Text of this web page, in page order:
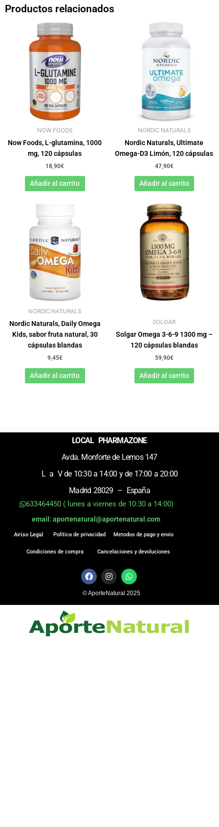
Productos relacionados
NOW FOODS
Now Foods, L-glutamina, 1000
mg, 120 cápsulas
18,90€
Añadir al carrito
NORDIC NATURALS
Nordic Naturals, Ultimate
Omega-D3 Limón, 120 cápsulas
47,90€
Añadir al carrito
NORDIC NATURALS
Nordic Naturals, Daily Omega
Kids, sabor fruta natural, 30
cápsulas blandas
9,45€
Añadir al carrito
SOLGAR
Solgar Omega 3-6-9 1300 mg –
120 cápsulas blandas
59,90€
Añadir al carrito
LOCAL PHARMAZONE
Avda. Monforte de Lemos 147
L a V de 10:30 a 14:00 y de 17:00 a 20:00
Madrid 28029 – España
633464450 ( lunes a viernes de 10:30 a 14:00)
email: aportenatural@aportenatural.com
Aviso Legal Política de privacidad
Condiciones de compra
Metodos de pago y envio
Cancelaciones y devoluciones
F
a
e
b
o
k
I
n
t
a
r
a
m
W
h
t
s
p
© AporteNatural 2025